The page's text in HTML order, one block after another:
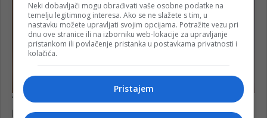
Neki dobavljači mogu obrađivati vaše osobne podatke na
temelju legitimnog interesa. Ako se ne slažete s tim, u
nastavku možete upravljati svojim opcijama. Potražite vezu pri
dnu ove stranice ili na izborniku web-lokacije za upravljanje
pristankom ili povlačenje pristanka u postavkama privatnosti i
kolačića.
Pristajem